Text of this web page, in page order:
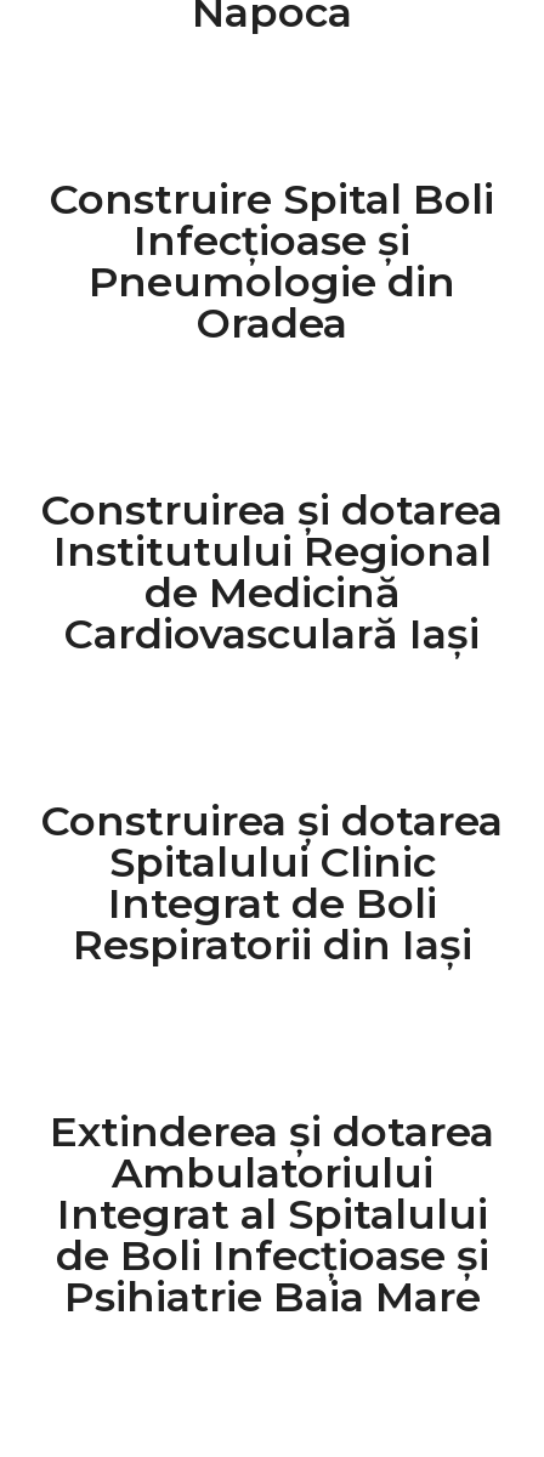
Napoca
Construire Spital Boli
Infecțioase și
Pneumologie din
Oradea
Construirea și dotarea
Institutului Regional
de Medicină
Cardiovasculară Iași
Construirea și dotarea
Spitalului Clinic
Integrat de Boli
Respiratorii din Iași
Extinderea și dotarea
Ambulatoriului
Integrat al Spitalului
de Boli Infecțioase și
Psihiatrie Baia Mare